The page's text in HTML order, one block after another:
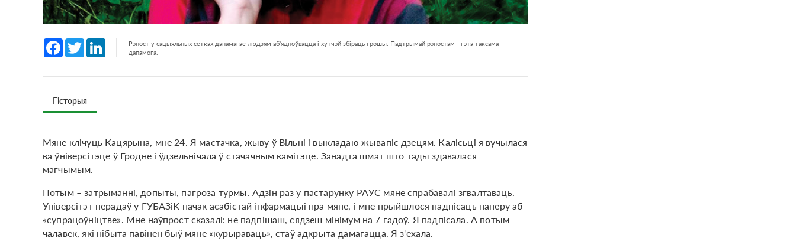
Facebook
Twitter LinkedInРэпост у сацыяльных сетках дапамагае людзям аб'ядноўвацца і хутчэй збіраць грошы. Падтрымай рэпостам - гэта таксама
дапамога.
Гісторыя
Мяне клічуць Кацярына, мне 24. Я мастачка, жыву ў Вільні і выкладаю жывапіс дзецям. Калісьці я вучылася
ва ўніверсітэце ў Гродне і ўдзельнічала ў стачачным камітэце. Занадта шмат што тады здавалася
магчымым.
Потым – затрыманні, допыты, пагроза турмы. Адзін раз у пастарунку РАУС мяне спрабавалі згвалтаваць.
Універсітэт перадаў у ГУБАЗіК пачак асабістай інфармацыі пра мяне, і мне прыйшлося падпісаць паперу аб
«супрацоўніцтве». Мне наўпрост сказалі: не падпішаш, сядзеш мінімум на 7 гадоў. Я падпісала. А потым
чалавек, які нібыта павінен быў мяне «курыраваць», стаў адкрыта дамагацца. Я з'ехала.